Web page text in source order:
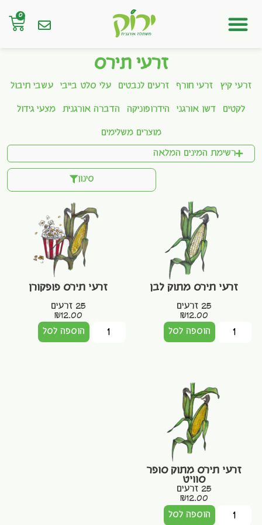
0
זרעי תירס
זרעי קיץ זרעי חורף זרעים לנבטים עלי סלט בייבי עשבי תיבול
לקטים דשן אורגני הידרופוניקה הדברה אורגנית מצעי גידול
מוצרים משלימים
רשימת המינים המלאה
סינון
זרעי תירס מתוק לבן
25 זרעים
₪12.00
הוספה לסל
זרעי תירס פופקורן
25 זרעים
₪12.00
הוספה לסל
זרעי תירס מתוק סופר
סוויט
25 זרעים
₪12.00
הוספה לסל